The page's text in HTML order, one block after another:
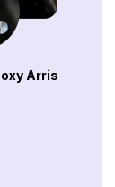
Arris